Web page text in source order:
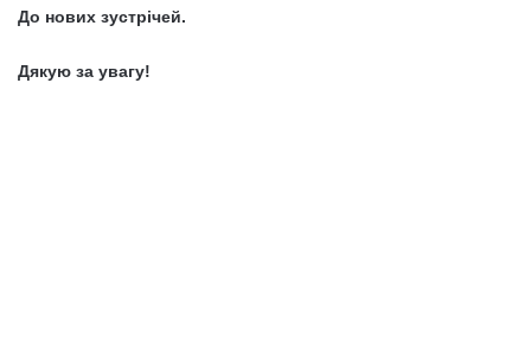
До нових зустрічей.
Дякую за увагу!